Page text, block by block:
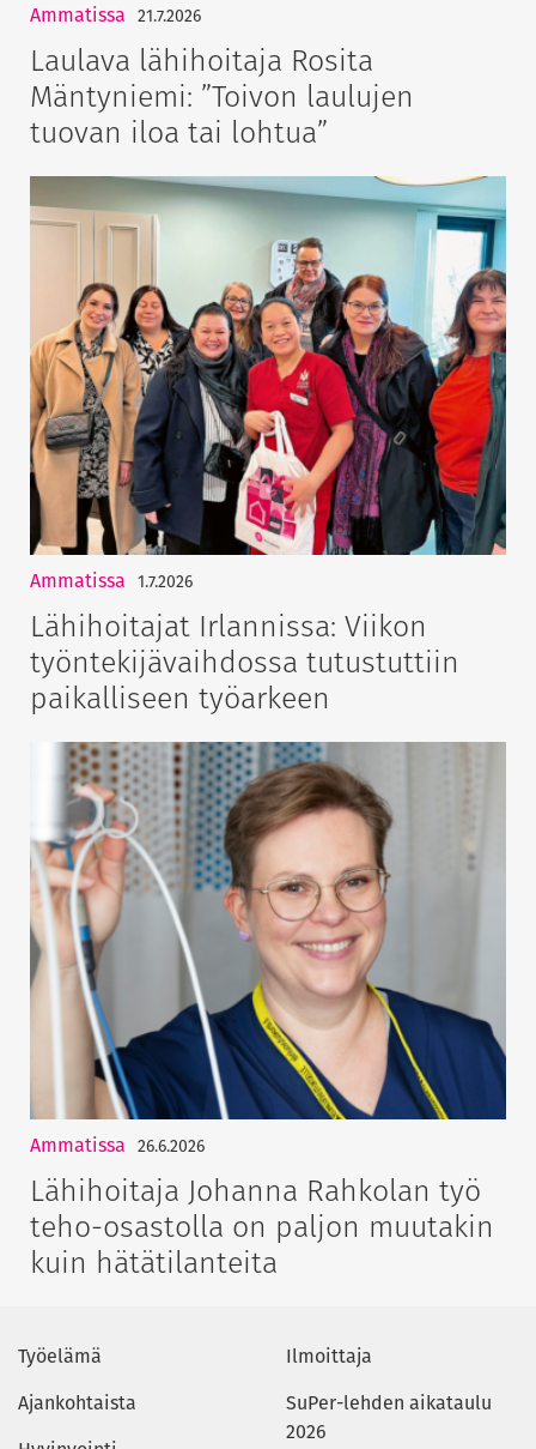
Ammatissa 21.7.2026
Laulava lähihoitaja Rosita
Mäntyniemi: ”Toivon laulujen
tuovan iloa tai lohtua”
Ammatissa 1.7.2026
Lähihoitajat Irlannissa: Viikon
työntekijävaihdossa tutustuttiin
paikalliseen työarkeen
Ammatissa 26.6.2026
Lähihoitaja Johanna Rahkolan työ
teho-osastolla on paljon muutakin
kuin hätätilanteita
Työelämä
Ajankohtaista
Ilmoittaja
SuPer-lehden aikataulu
2026